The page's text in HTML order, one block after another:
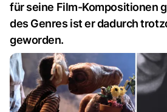
für seine Film-Kompositionen
des Genres ist er dadurch
geworden.